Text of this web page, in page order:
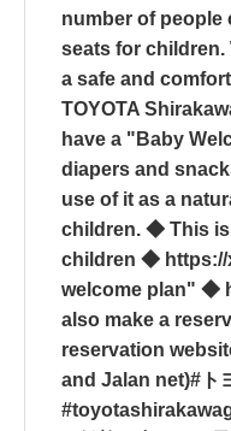
number of people
seats for children.
a safe and
TOYOTA
have a "Baby
diapers and
use of it as a
children. ◆ This is
children ◆
welcome plan" ◆
also make a
reservation
and Jalan net)#ト